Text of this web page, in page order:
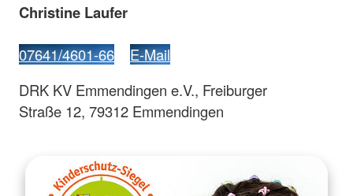
Christine Laufer
07641/4601-66
E-Mail
DRK KV Emmendingen e.V., Freiburger
Straße 12, 79312 Emmendingen